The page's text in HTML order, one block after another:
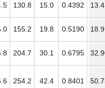
130.8 15.0 0.4392
155.2 19.8 0.5190
204.7 30.1 0.6795
254.2 42.4 0.8401